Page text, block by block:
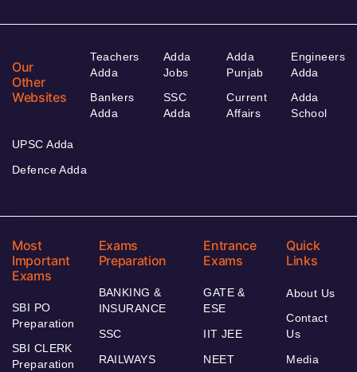
Our
Other
Websites
Teachers
Adda
Bankers
Adda
Adda
Jobs
SSC
Adda
Adda
Punjab
Current
Affairs
Engineers
Adda
Adda
School
UPSC Adda
Defence Adda
Most
Important
Exams
SBI PO
Preparation
SBI CLERK
Preparation
Exams
Preparation
BANKING &
INSURANCE
SSC
RAILWAYS
Entrance
Exams
GATE &
ESE
IIT JEE
NEET
Quick
Links
About Us
Contact
Us
Media